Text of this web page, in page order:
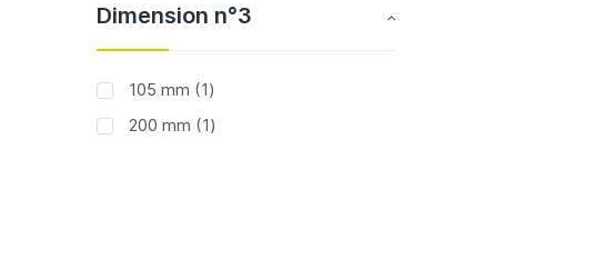
Dimension n°3
105 mm 1article
200 mm
1article